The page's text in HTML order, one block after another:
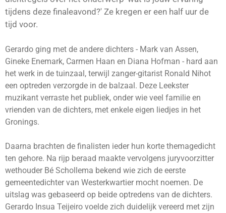
tijdens deze finaleavond?' Ze kregen er een half uur de
tijd voor.
Gerardo ging met de andere dichters - Mark van Assen,
Gineke Enemark, Carmen Haan en Diana Hofman - hard aan
het werk in de tuinzaal, terwijl zanger-gitarist Ronald Nihot
een optreden verzorgde in de balzaal. Deze Leekster
muzikant verraste het publiek, onder wie veel familie en
vrienden van de dichters, met enkele eigen liedjes in het
Gronings.
Daarna brachten de finalisten ieder hun korte themagedicht
ten gehore. Na rijp beraad maakte vervolgens juryvoorzitter
wethouder Bé Schollema bekend wie zich de eerste
gemeentedichter van Westerkwartier mocht noemen. De
uitslag was gebaseerd op beide optredens van de dichters.
Gerardo Insua Teijeiro voelde zich duidelijk vereerd met zijn